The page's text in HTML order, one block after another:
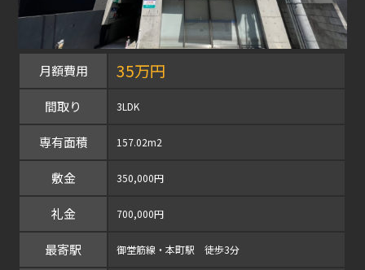
月額費用 35万円
間取り 3LDK
専有面積 157.02m2
敷金 350,000円
礼金 700,000円
最寄駅 御堂筋線・本町駅 徒歩3分